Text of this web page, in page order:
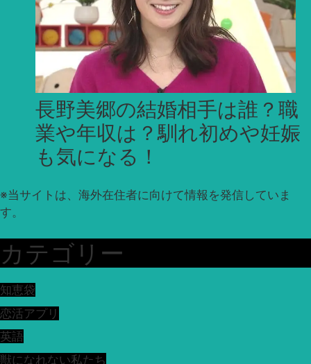
長野美郷の結婚相手は誰？職
業や年収は？馴れ初めや妊娠
も気になる！
※当サイトは、海外在住者に向けて情報を発信していま
す。
カテゴリー
知恵袋
恋活アプリ
英語
獣になれない私たち